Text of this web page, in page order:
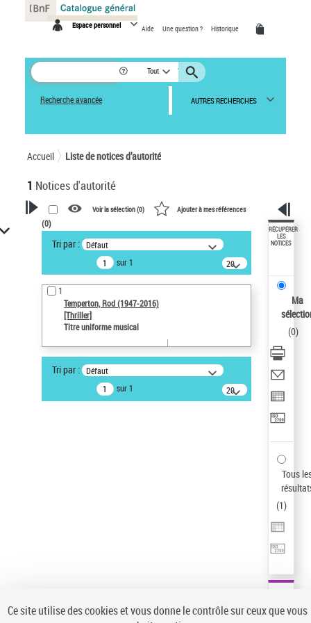
Espace personnel Aide Une question ? Historique
Tout
Recherche avancée AUTRES RECHERCHES
Accueil Liste de notices d’autorité
1 Notices d'autorité
VOTRE RECHERCHE
Recherche avancée dans les
notices d’autorité
Œuvres liées à l'auteur :
Temperton, Rod (1947-2016)
Type de notice d'autorité
Voir la sélection (0) Ajouter à mes références
(0)
Tri par : Défaut
sur 1
20
résultats/page
1
Temperton, Rod (1947-2016)
[Thriller]
Titre uniforme musical
Tri par : Défaut
sur 1
20
résultats/page
RÉCUPÉRER
LES
NOTICES
Ma
(0)
Tous
(1)
Panneau de gestion des cookies
Ce site utilise des cookies et vous donne le contrôle sur ceux que vous